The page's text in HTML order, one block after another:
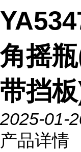
角摇
带挡
2025-01-
产品详情